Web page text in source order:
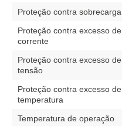
Proteção contra sobrecarga
Proteção contra excesso de
corrente
Proteção contra excesso de
tensão
Proteção contra excesso de
temperatura
Temperatura de operação